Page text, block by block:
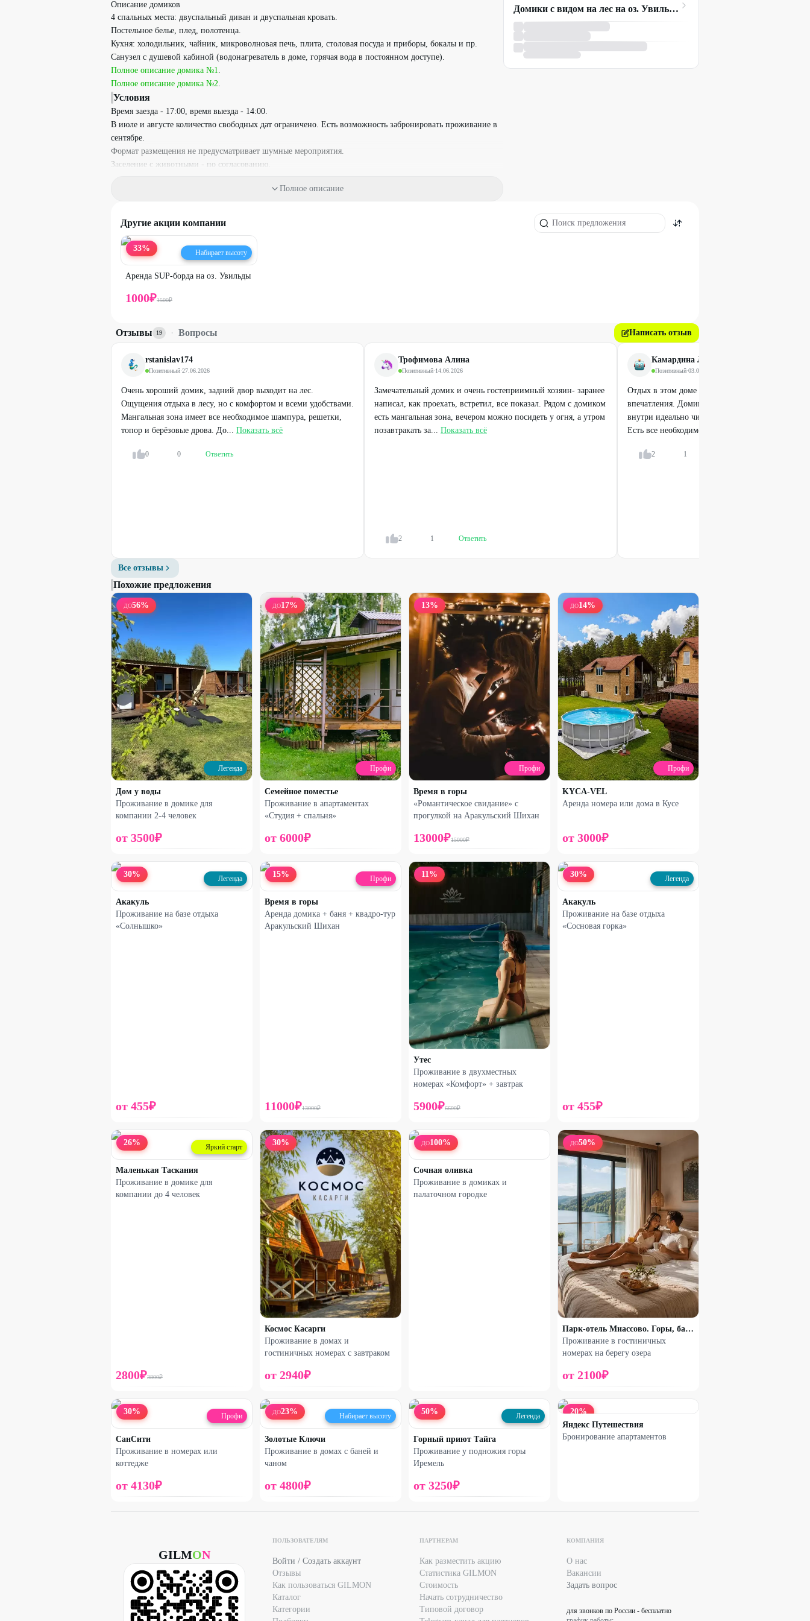
Описание домиков
4 спальных места: двуспальный диван и двуспальная кровать.
Постельное белье, плед, полотенца.
Кухня: холодильник, чайник, микроволновая печь, плита, столовая посуда и приборы, бокалы и пр.
Санузел с душевой кабиной (водонагреватель в доме, горячая вода в постоянном доступе).
Полное описание домика №1.
Полное описание домика №2.
Условия
Время заезда - 17:00, время выезда - 14:00.
В июле и августе количество свободных дат ограничено. Есть возможность забронировать проживание в
сентябре.
Формат размещения не предусматривает шумные мероприятия.
Заселение с животными - по согласованию.
Залог возвращается после уборки при отсутствии повреждений имущества.
При бронировании необходимо внести оплату в размере 1000 ₽ Порядок внесения и условия возврата
необходимо уточнить по телефону.
Необходимо предварительное бронирование по телефону:
мессенджеры.
Скидка не суммируется с другими действующими предложениями компании.
Бонусы
Стоимость аренды чана указана за 1 вечер - с 19:00 до 23:00.
Полное описание
Домики с видом на лес на оз. Увильды
Другие акции компании
33% Набирает высоту
Аренда SUP-борда на оз. Увильды
1000₽1500₽
Отзывы 19 · Вопросы Написать отзыв
rstanislav174
Позитивный·27.06.2026
Очень хороший домик, задний двор выходит на лес.
Ощущения отдыха в лесу, но с комфортом и всеми удобствами.
Мангальная зона имеет все необходимое шампура, решетки,
топор и берёзовые дрова. До... Показать всё
0 0 Ответить
Трофимова Алина
Позитивный·14.06.2026
Замечательный домик и очень гостеприимный хозяин- заранее
написал, как проехать, встретил, все показал. Рядом с домиком
есть мангальная зона, вечером можно посидеть у огня, а утром
позавтракать за... Показать всё
2 1 Ответить
Камардина Любовь
Позитивный·03.06.2026
Отдых в этом доме оставил только самые
впечатления. Домик с панорамным окном очень
внутри идеально чисто, вся мебель качественная
Есть все необходимое для комфортного...
2 1
Все отзывы
Похожие предложения
ДО56%
Легенда
Дом у воды
Проживание в домике для
компании 2-4 человек
от 3500₽
ДО17%
Профи
Семейное поместье
Проживание в апартаментах
«Студия + спальня»
от 6000₽
13%
Профи
Время в горы
«Романтическое свидание» с
прогулкой на Аракульский Шихан
13000₽15000₽
ДО14%
Профи
KYCA-VEL
Аренда номера или дома в Кусе
от 3000₽
30% Легенда
Акакуль
Проживание на базе отдыха
«Солнышко»
от 455₽
15% Профи
Время в горы
Аренда домика + баня + квадро-тур
Аракульский Шихан
11000₽13000₽
11 %
Утес
Проживание в двухместных
номерах «Комфорт» + завтрак
5900₽6600₽
30% Легенда
Акакуль
Проживание на базе отдыха
«Сосновая горка»
от 455₽
26% Яркий старт
Маленькая Таскания
Проживание в домике для
компании до 4 человек
2800₽3800₽
30%
Космос Касарги
Проживание в домах и
гостиничных номерах с завтраком
от 2940₽
ДО100%
Сочная оливка
Проживание в домиках и
палаточном городке
ДО50%
Парк-отель Миассово. Горы, база отдыха
Проживание в гостиничных
номерах на берегу озера
от 2100₽
30% Профи
СанСити
Проживание в номерах или
коттедже
от 4130₽
ДО23% Набирает высоту
Золотые Ключи
Проживание в домах с баней и
чаном
от 4800₽
50% Легенда
Горный приют Тайга
Проживание у подножия горы
Иремель
от 3250₽
20%
Яндекс Путешествия
Бронирование апартаментов
GILMON
ПОЛЬЗОВАТЕЛЯМ
Войти / Создать аккаунт
Отзывы
Как пользоваться GILMON
Каталог
Категории
ПАРТНЕРАМ
Как разместить акцию
Статистика GILMON
Стоимость
Начать сотрудничество
Типовой договор
КОМПАНИЯ
О нас
Вакансии
Задать вопрос
для звонков по России - бесплатно